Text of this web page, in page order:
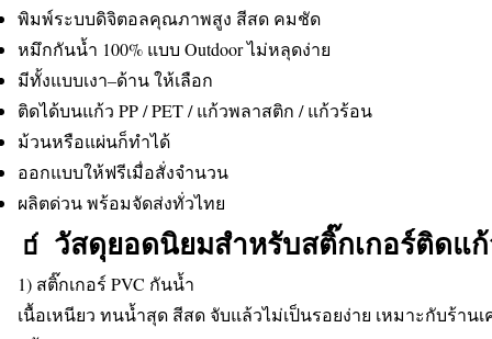
พิมพ์ระบบดิจิตอลคุณภาพสูง สีสด คมชัด
หมึกกันน้ำ 100% แบบ Outdoor ไม่หลุดง่าย
มีทั้งแบบเงา–ด้าน ให้เลือก
ติดได้บนแก้ว PP / PET / แก้วพลาสติก / แก้วร้อน
ม้วนหรือแผ่นก็ทำได้
ออกแบบให้ฟรีเมื่อสั่งจำนวน
ผลิตด่วน พร้อมจัดส่งทั่วไทย
🧃 วัสดุยอดนิยมสำหรับสติ๊กเกอร์ติดแ
1) สติ๊กเกอร์ PVC กันน้ำ
เนื้อเหนียว ทนน้ำสุด สีสด จับแล้วไม่เป็นรอยง่าย เหมาะกับร้าน